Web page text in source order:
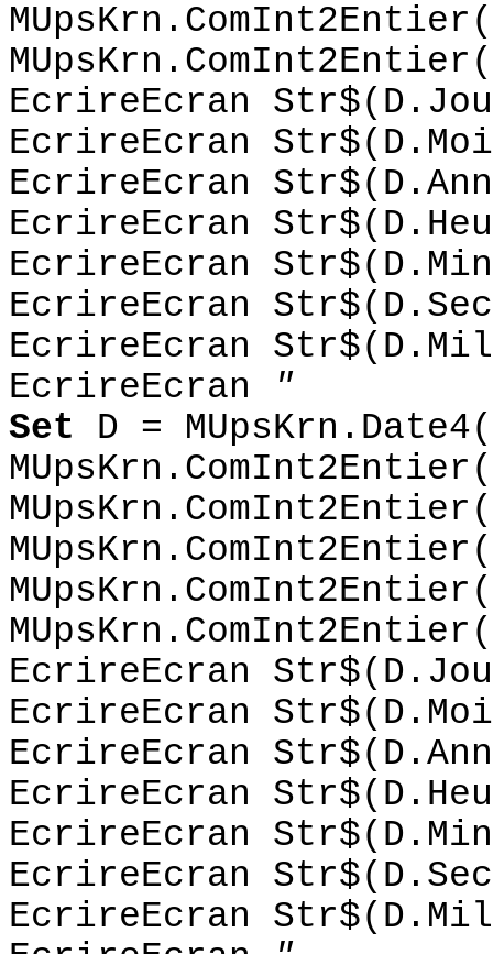
EcrireEcran
EcrireEcran
EcrireEcran
EcrireEcran
EcrireEcran
EcrireEcran
EcrireEcran
EcrireEcran
"
Set D =
EcrireEcran
EcrireEcran
EcrireEcran
EcrireEcran
EcrireEcran
EcrireEcran
EcrireEcran